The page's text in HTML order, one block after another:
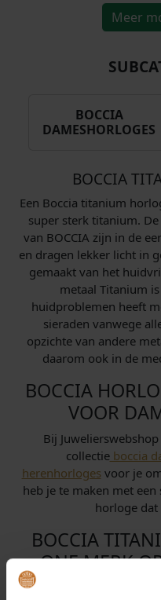
Meer
BOCCIA
DAMESHORLOGES
BOCCIA
Een Boccia titanium
super sterk titanium.
van BOCCIA zijn in de
en dragen lekker licht in
gemaakt van het
metaal Titanium
huidproblemen heeft
sieraden vanwege
opzichte van andere
daarom ook in de
BOCCIA
VOOR
Bij
collectieboccia
herenhorloges voor je
heb je te maken met
horloge
BOCCIA
ONE MERK